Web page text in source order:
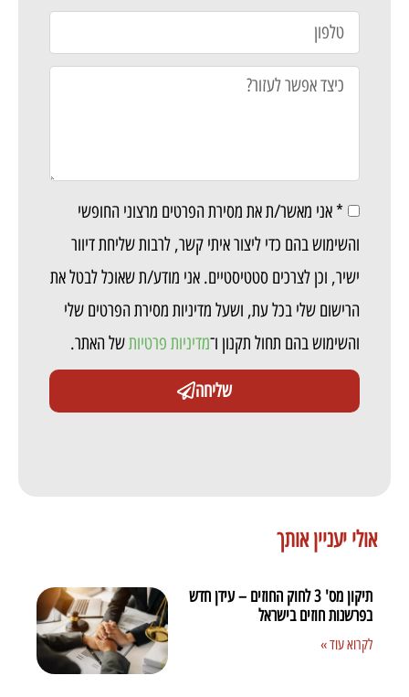
* אני מאשר/ת את מסירת הפרטים מרצוני החופשי
והשימוש בהם כדי ליצור איתי קשר, לרבות שליחת דיוור
ישיר, וכן לצרכים סטטיסטיים. אני מודע/ת שאוכל לבטל את
הרישום שלי בכל עת, ושעל מדיניות מסירת הפרטים שלי
והשימוש בהם תחול תקנון ו־מדיניות פרטיותשל האתר.
שליחה
אולי יעניין אותך
תיקון מס' 3 לחוק החוזים – עידן חדש
בפרשנות חוזים בישראל
לקרוא עוד »